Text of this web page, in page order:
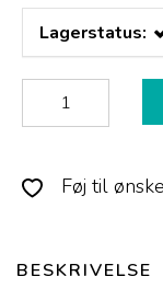
Lagerstatus:
Føj til
BESKRIVELSE